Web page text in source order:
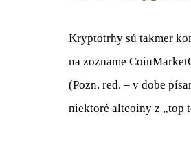
Kryptotrhy sú takmer
na zozname
(Pozn. red. – v dobe
niektoré altcoiny z „top